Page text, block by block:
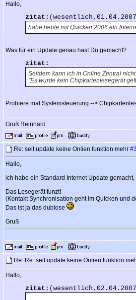
Hallo,
zitat:
habe heute mit Quicken 2006 ein
Was für ein Update genau hast Du gemacht?
zitat:
Seitdem kann ich in Online Zentral
"Es wurde kein Chipkartenlesegerät
Probiere mal Systemsteuerung -->
Gruß Reinhard
Re: seit update keine Onlien funktion mehr
Hallo,
ich habe ein Standard Internet Update
Das Lesegerät funzt!
(Kontakt Synchronisation geht im Quicken und
Das ist ja das dubiose
Gruß
Re: Re: seit update keine Onlien funktion
Hallo,
zitat: